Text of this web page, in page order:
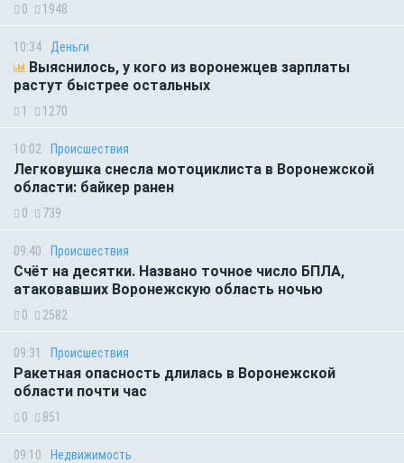
0 1948
10:34 Деньги
Выяснилось, у кого из воронежцев зарплаты
растут быстрее остальных
1 1270
10:02 Происшествия
Легковушка снесла мотоциклиста в Воронежской
области: байкер ранен
0 739
09:40 Происшествия
Счёт на десятки. Названо точное число БПЛА,
атаковавших Воронежскую область ночью
0 2582
09:31 Происшествия
Ракетная опасность длилась в Воронежской
области почти час
0 851
09:10 Недвижимость